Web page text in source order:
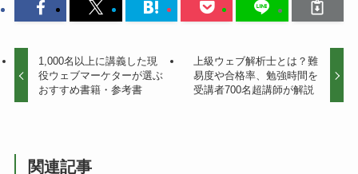
1,000名以上に講義した現
役ウェブマーケターが選ぶ
おすすめ書籍・参考書
上級ウェブ解析士とは？難
易度や合格率、勉強時間を
受講者700名超講師が解説
関連記事